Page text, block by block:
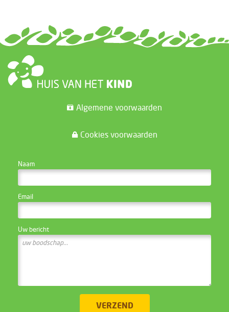
Algemene voorwaarden
Cookies voorwaarden
Naam
Email
Uw bericht
VERZEND